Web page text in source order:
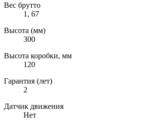
Вес брутто
1, 67
Высота (мм)
300
Высота коробки, мм
120
Гарантия (лет)
2
Датчик движения
Нет